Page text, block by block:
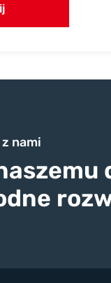
nami